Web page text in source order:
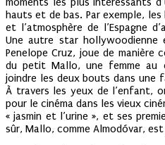
hauts et de bas. Par exemple,
et l’atmosphère de l’Espagne
Une autre star hollywoodienne
Penelope Cruz, joue de manière
du petit Mallo, une femme
joindre les deux bouts dans une
À travers les yeux de l’enfant,
pour le cinéma dans les vieux
« jasmin et l’urine », et ses
sûr, Mallo, comme Almodóvar,